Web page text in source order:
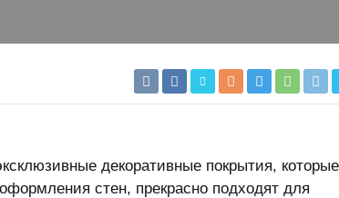
декоративные покрытия, которые
стен, прекрасно подходят для